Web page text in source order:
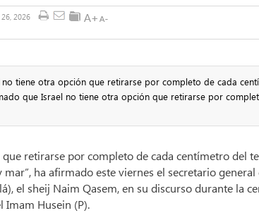
2026
tiene otra opción que retirarse por completo de cada
que Israel no tiene otra opción que retirarse por
retirarse por completo de cada centímetro del
ha afirmado este viernes el secretario
el sheij Naim Qasem, en su discurso durante la
Husein (P).